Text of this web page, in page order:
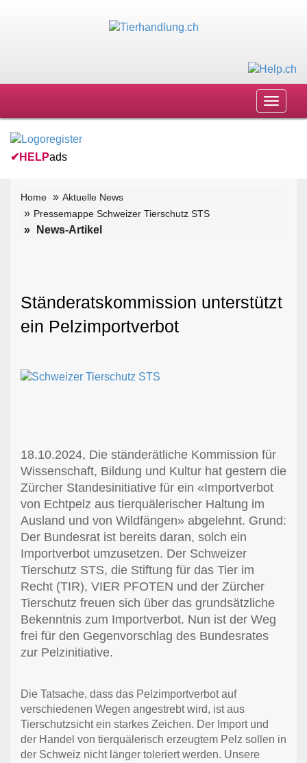
Toggle
✔ HELPads
Home
Aktuelle News
Pressemappe Schweizer Tierschutz STS
News-Artikel
Ständeratskommission unterstützt
ein Pelzimportverbot
18.10.2024, Die ständerätliche Kommission für
Wissenschaft, Bildung und Kultur hat gestern die
Zürcher Standesinitiative für ein «Importverbot
von Echtpelz aus tierquälerischer Haltung im
Ausland und von Wildfängen» abgelehnt. Grund:
Der Bundesrat ist bereits daran, solch ein
Importverbot umzusetzen. Der Schweizer
Tierschutz STS, die Stiftung für das Tier im
Recht (TIR), VIER PFOTEN und der Zürcher
Tierschutz freuen sich über das grundsätzliche
Bekenntnis zum Importverbot. Nun ist der Weg
frei für den Gegenvorschlag des Bundesrates
zur Pelzinitiative.
Die Tatsache, dass das Pelzimportverbot auf
verschiedenen Wegen angestrebt wird, ist aus
Tierschutzsicht ein starkes Zeichen. Der Import und
der Handel von tierquälerisch erzeugtem Pelz sollen in
der Schweiz nicht länger toleriert werden. Unsere